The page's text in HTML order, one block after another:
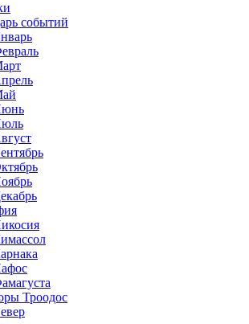
событий
Троодос